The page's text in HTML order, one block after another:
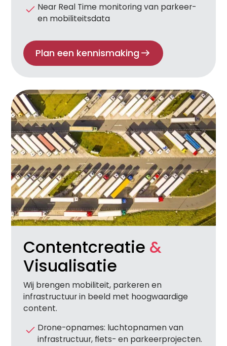
Near Real Time monitoring van parkeer-
en mobiliteitsdata
Plan een kennismaking
Contentcreatie &
Visualisatie
Wij brengen mobiliteit, parkeren en
infrastructuur in beeld met hoogwaardige
content.
Drone-opnames: luchtopnamen van
infrastructuur, fiets- en parkeerprojecten.